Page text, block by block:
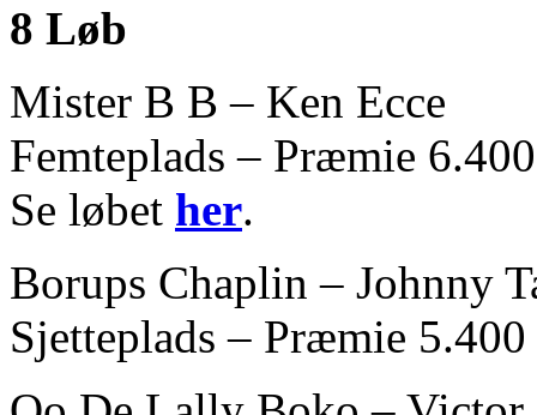
8 Løb
Mister B B – Ken Ecce
Femteplads – Præmie
Se løbet her.
Borups Chaplin – Johnny
Sjetteplads – Præmie 5.400